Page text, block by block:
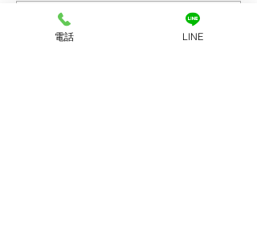
プラチナ買取なら神戸市
コメントを追加…
電話 LINE